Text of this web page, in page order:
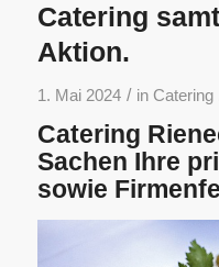
Catering
Aktion.
1. Mai 2024 / in Catering
Catering
Sachen Ihre
sowie